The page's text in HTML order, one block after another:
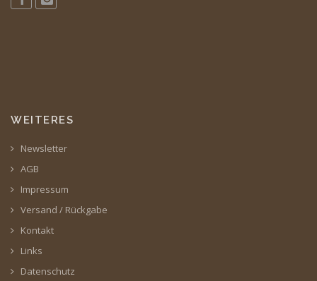
WEITERES
Newsletter
AGB
Impressum
Versand / Rückgabe
Kontakt
Links
Datenschutz